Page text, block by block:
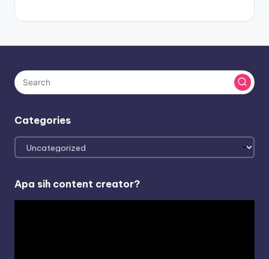
Categories
Categories
Apa sih content creator?